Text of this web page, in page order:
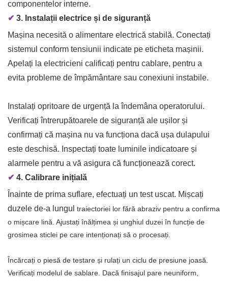
componentelor interne.
✔ 3. Instalații electrice și de siguranță
Mașina necesită o alimentare electrică stabilă. Conectați
sistemul conform tensiunii indicate pe eticheta mașinii.
Apelați la electricieni calificați pentru cablare, pentru a
evita probleme de împământare sau conexiuni instabile.
Instalați opritoare de urgență la îndemâna operatorului.
Verificați întrerupătoarele de siguranță ale ușilor și
confirmați că mașina nu va funcționa dacă ușa dulapului
este deschisă. Inspectați toate luminile indicatoare și
alarmele pentru a vă asigura că funcționează corect.
✔ 4. Calibrare inițială
Înainte de prima suflare, efectuați un test uscat. Mișcați
duzele de-a lungul traiectoriei lor fără abraziv pentru a confirma
o mișcare lină. Ajustați înălțimea și unghiul duzei în funcție de
grosimea sticlei pe care intenționați să o procesați.
Încărcați o piesă de testare și rulați un ciclu de presiune joasă.
Verificați modelul de sablare. Dacă finisajul pare neuniform,